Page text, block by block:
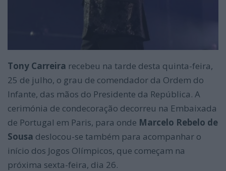
Tony Carreira recebeu na tarde desta quinta-feira,
25 de julho, o grau de comendador da Ordem do
Infante, das mãos do Presidente da República. A
cerimónia de condecoração decorreu na Embaixada
de Portugal em Paris, para onde Marcelo Rebelo de
Sousa deslocou-se também para acompanhar o
início dos Jogos Olímpicos, que começam na
próxima sexta-feira, dia 26.